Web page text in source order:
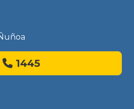
1445